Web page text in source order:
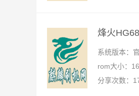
烽火
系统版本：
rom大小：
分享次数：